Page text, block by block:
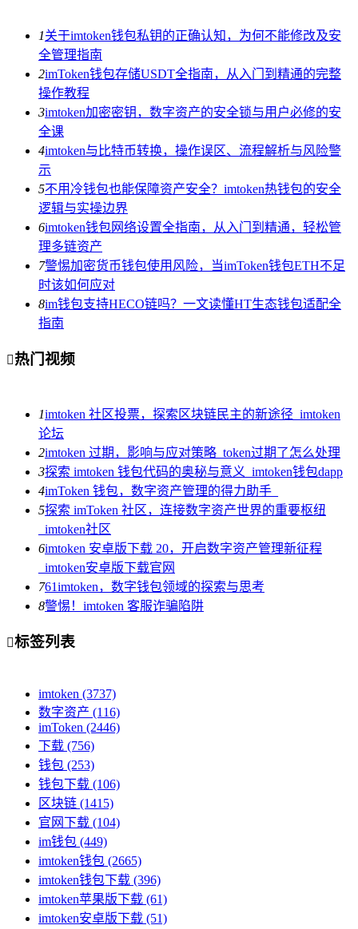
1关于imtoken钱包私钥的正确认知，为何不能修改及安
全管理指南
2imToken钱包存储USDT全指南，从入门到精通的完整
操作教程
3imtoken加密密钥，数字资产的安全锁与用户必修的安
全课
4imtoken与比特币转换，操作误区、流程解析与风险警
示
5不用冷钱包也能保障资产安全？imtoken热钱包的安全
逻辑与实操边界
6imtoken钱包网络设置全指南，从入门到精通，轻松管
理多链资产
7警惕加密货币钱包使用风险，当imToken钱包ETH不足
时该如何应对
8im钱包支持HECO链吗？一文读懂HT生态钱包适配全
指南
热门视频
1imtoken 社区投票，探索区块链民主的新途径_imtoken
论坛
2imtoken 过期，影响与应对策略_token过期了怎么处理
3探索 imtoken 钱包代码的奥秘与意义_imtoken钱包dapp
4imToken 钱包，数字资产管理的得力助手_
5探索 imToken 社区，连接数字资产世界的重要枢纽
_imtoken社区
6imtoken 安卓版下载 20，开启数字资产管理新征程
_imtoken安卓版下载官网
761imtoken，数字钱包领域的探索与思考
8警惕！imtoken 客服诈骗陷阱
标签列表
imtoken (3737)
数字资产 (116)
imToken (2446)
下载 (756)
钱包 (253)
钱包下载 (106)
区块链 (1415)
官网下载 (104)
im钱包 (449)
imtoken钱包 (2665)
imtoken钱包下载 (396)
imtoken苹果版下载 (61)
imtoken安卓版下载 (51)